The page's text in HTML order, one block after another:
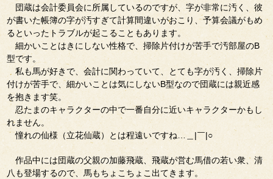
団蔵は会計委員会に所属しているのですが、字が非常に汚く、彼
が書いた帳簿の字が汚すぎて計算間違いがおこり、予算会議がもめ
るといったトラブルが起こることもあります。
細かいことはきにしない性格で、掃除片付けが苦手で汚部屋のB
型です。
私も馬が好きで、会計に関わっていて、とても字が汚く、掃除片
付けが苦手で、細かいことは気にしないB型なので団蔵には親近感
を抱きます笑。
忍たまのキャラクターの中で一番自分に近いキャラクターかもし
れません。
憧れの仙様（立花仙蔵）とは程遠いですね…＿|￣|○
作品中には団蔵の父親の加藤飛蔵、飛蔵が営む馬借の若い衆、清
八も登場するので、馬もちょこちょこ出てきます。